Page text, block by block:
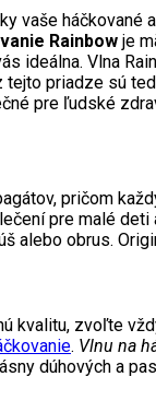
vaše
Rainbow je
ideálna. Vlna
tejto priadze sú
pre ľudské
pričom
pre malé
alebo obrus.
kvalitu, zvoľte
. Vlnu na
dúhových a